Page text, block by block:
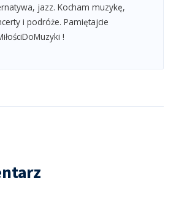
jazz. Kocham muzykę,
i podróże. Pamiętajcie
!